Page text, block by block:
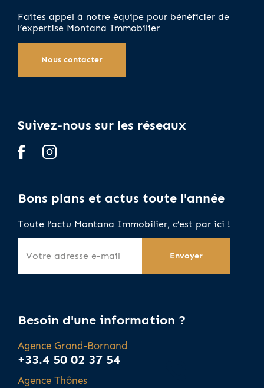
Faites appel à notre équipe pour bénéficier de
l’expertise Montana Immobilier
Nous contacter
Suivez-nous sur les réseaux
Bons plans et actus toute l'année
Toute l’actu Montana Immobilier, c’est par ici !
Besoin d'une information ?
Agence Grand-Bornand
+33.4 50 02 37 54
Agence Thônes